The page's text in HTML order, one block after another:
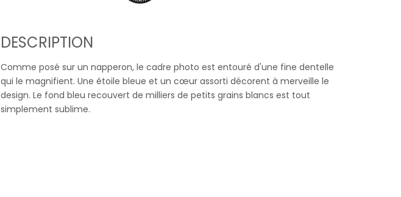
DESCRIPTION
Comme posé sur un napperon, le cadre photo est entouré d'une fine dentelle
qui le magnifient. Une étoile bleue et un cœur assorti décorent à merveille le
design. Le fond bleu recouvert de milliers de petits grains blancs est tout
simplement sublime.